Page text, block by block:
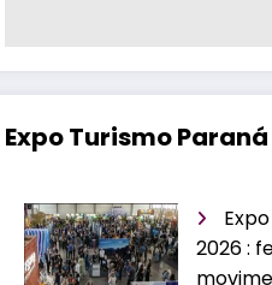
Expo Turismo Paraná
2026 :